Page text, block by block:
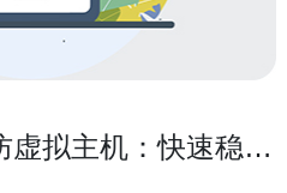
虚拟主机：快速稳定